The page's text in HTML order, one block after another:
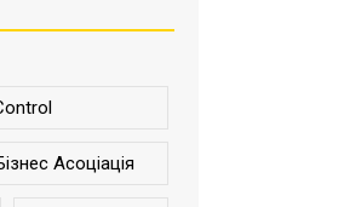
Асоціація